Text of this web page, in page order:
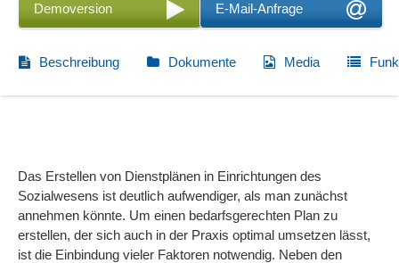
Demoversion E-Mail-Anfrage
Beschreibung Dokumente Media
Das Erstellen von Dienstplänen in Einrichtungen des
Sozialwesens ist deutlich aufwendiger, als man zunächst
annehmen könnte. Um einen bedarfsgerechten Plan zu
erstellen, der sich auch in der Praxis optimal umsetzen lässt,
ist die Einbindung vieler Faktoren notwendig. Neben den